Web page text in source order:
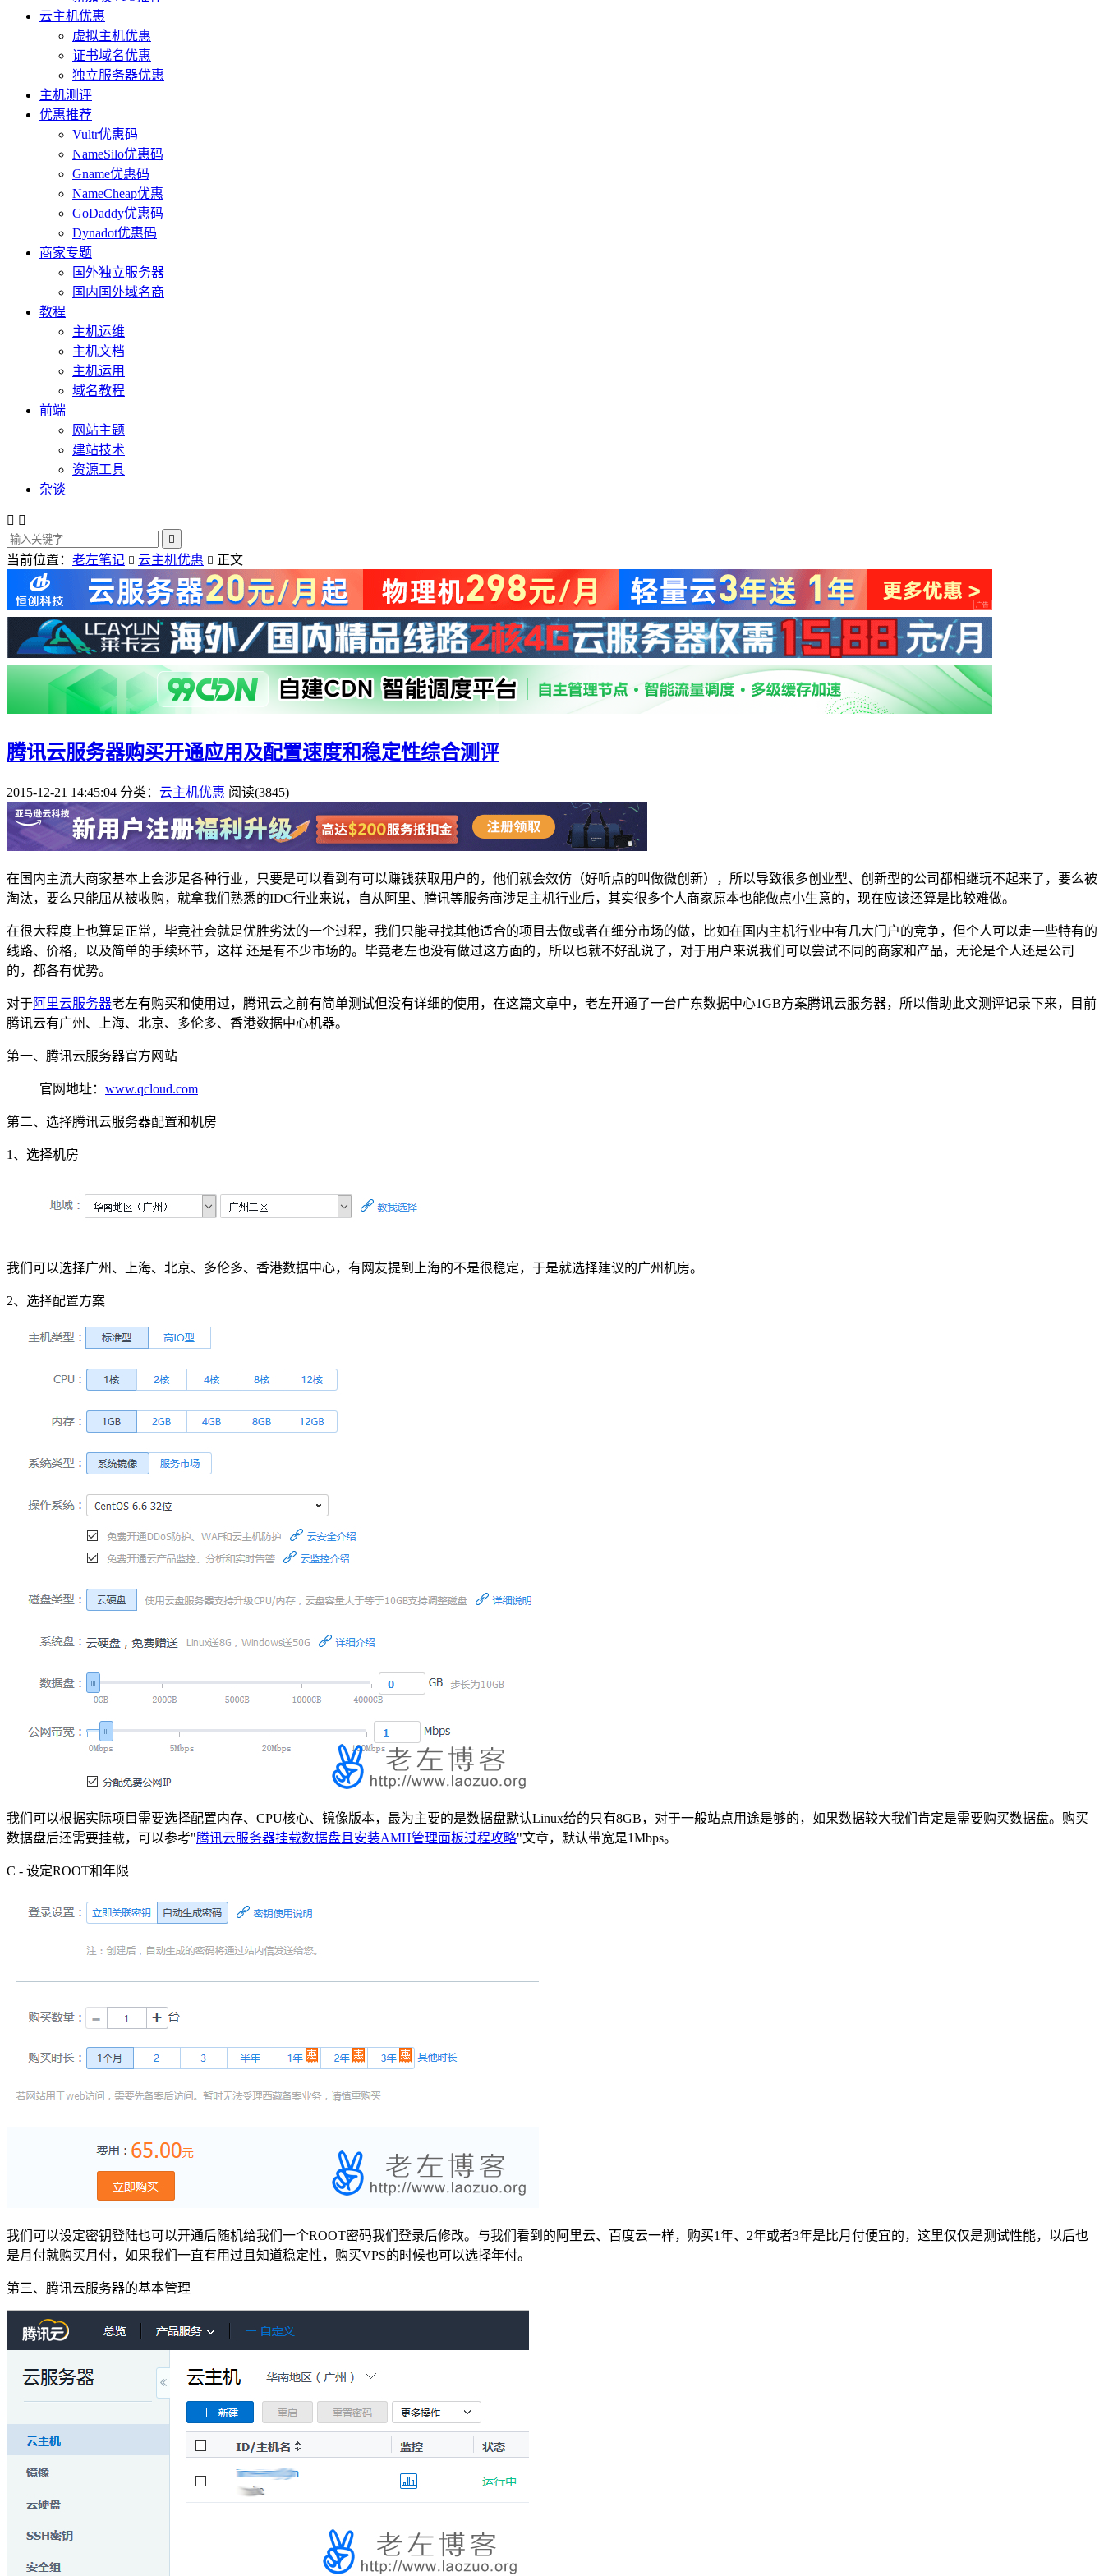
云主机优惠
虚拟主机优惠
证书域名优惠
独立服务器优惠
主机测评
优惠推荐
Vultr优惠码
NameSilo优惠码
Gname优惠码
NameCheap优惠
GoDaddy优惠码
Dynadot优惠码
商家专题
国外独立服务器
国内国外域名商
教程
主机运维
主机文档
主机运用
域名教程
前端
网站主题
建站技术
资源工具
杂谈
 

当前位置： 老左笔记  云主机优惠  正文
腾讯云服务器购买开通应用及配置速度和稳定性综合测评
2015-12-21 14:45:04 分类： 云主机优惠 阅读(3845)
在国内主流大商家基本上会涉足各种行业，只要是可以看到有可以赚钱获取用户的，他们就会效仿（好听点的叫做微创新），所以导致很多创业型、创新型的公司都相继玩不起来了，要么被
淘汰，要么只能屈从被收购，就拿我们熟悉的IDC行业来说，自从阿里、腾讯等服务商涉足主机行业后，其实很多个人商家原本也能做点小生意的，现在应该还算是比较难做。
在很大程度上也算是正常，毕竟社会就是优胜劣汰的一个过程，我们只能寻找其他适合的项目去做或者在细分市场的做，比如在国内主机行业中有几大门户的竞争，但个人可以走一些特有的
线路、价格，以及简单的手续环节，这样 还是有不少市场的。毕竟老左也没有做过这方面的，所以也就不好乱说了，对于用户来说我们可以尝试不同的商家和产品，无论是个人还是公司
的，都各有优势。
对于阿里云服务器老左有购买和使用过，腾讯云之前有简单测试但没有详细的使用，在这篇文章中，老左开通了一台广东数据中心1GB方案腾讯云服务器，所以借助此文测评记录下来，目前
腾讯云有广州、上海、北京、多伦多、香港数据中心机器。
第一、腾讯云服务器官方网站
官网地址： www.qcloud.com
第二、选择腾讯云服务器配置和机房
1、选择机房
我们可以选择广州、上海、北京、多伦多、香港数据中心，有网友提到上海的不是很稳定，于是就选择建议的广州机房。
2、选择配置方案
我们可以根据实际项目需要选择配置内存、CPU核心、镜像版本，最为主要的是数据盘默认Linux给的只有8GB，对于一般站点用途是够的，如果数据较大我们肯定是需要购买数据盘。购买
数据盘后还需要挂载，可以参考"腾讯云服务器挂载数据盘且安装AMH管理面板过程攻略"文章，默认带宽是1Mbps。
C - 设定ROOT和年限
我们可以设定密钥登陆也可以开通后随机给我们一个ROOT密码我们登录后修改。与我们看到的阿里云、百度云一样，购买1年、2年或者3年是比月付便宜的，这里仅仅是测试性能，以后也
是月付就购买月付，如果我们一直有用过且知道稳定性，购买VPS的时候也可以选择年付。
第三、腾讯云服务器的基本管理